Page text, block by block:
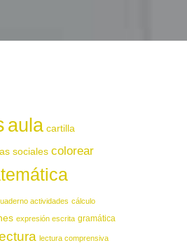
aula cartilla
sociales colorear
actividades cálculo
expresión escrita gramática
lectura comprensiva